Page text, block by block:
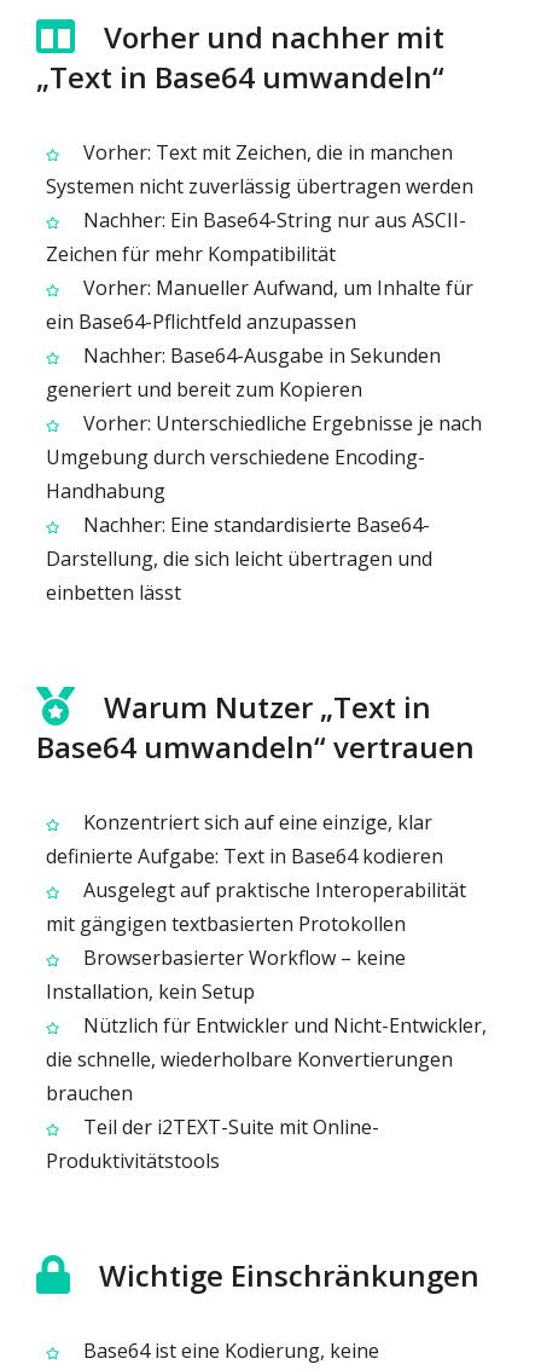
Vorher und nachher mit
„Text in Base64 umwandeln“
Vorher: Text mit Zeichen, die in manchen
Systemen nicht zuverlässig übertragen werden
Nachher: Ein Base64-String nur aus ASCII-
Zeichen für mehr Kompatibilität
Vorher: Manueller Aufwand, um Inhalte für
ein Base64-Pflichtfeld anzupassen
Nachher: Base64-Ausgabe in Sekunden
generiert und bereit zum Kopieren
Vorher: Unterschiedliche Ergebnisse je nach
Umgebung durch verschiedene Encoding-
Handhabung
Nachher: Eine standardisierte Base64-
Darstellung, die sich leicht übertragen und
einbetten lässt
Warum Nutzer „Text in
Base64 umwandeln“ vertrauen
Konzentriert sich auf eine einzige, klar
definierte Aufgabe: Text in Base64 kodieren
Ausgelegt auf praktische Interoperabilität
mit gängigen textbasierten Protokollen
Browserbasierter Workflow – keine
Installation, kein Setup
Nützlich für Entwickler und Nicht-Entwickler,
die schnelle, wiederholbare Konvertierungen
brauchen
Teil der i2TEXT-Suite mit Online-
Produktivitätstools
Wichtige Einschränkungen
Base64 ist eine Kodierung, keine